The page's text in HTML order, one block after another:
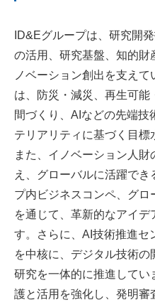
ID&Eグループは、研究開
の活用、研究基盤、知的財
ノベーション創出を支え
は、防災・減災、再生可
間づくり、AIなどの先端技
テリアリティに基づく目標
また、イノベーション人
え、グローバルに活躍で
プ内ビジネスコンペ、グ
を通じて、革新的なアイデ
す。さらに、AI技術推進セ
を中核に、デジタル技術の
研究を一体的に推進してい
護と活用を強化し、発明審